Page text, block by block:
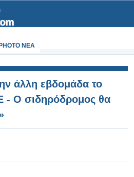
PHOTO NEA
άλλη εβδομάδα το
- Ο σιδηρόδρομος θα